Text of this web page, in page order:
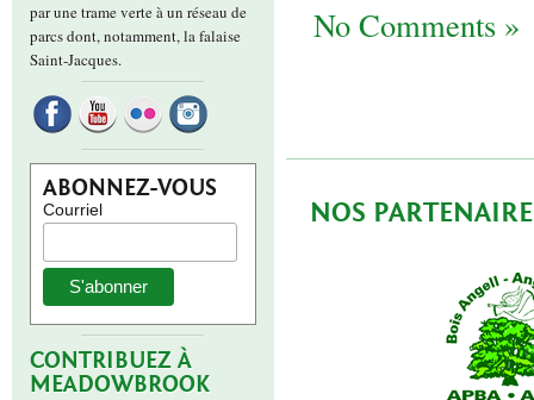
No Comments »
par une trame verte à un réseau de
parcs dont, notamment, la falaise
Saint-Jacques.
ABONNEZ-VOUS
Courriel
CONTRIBUEZ À
MEADOWBROOK
NOS